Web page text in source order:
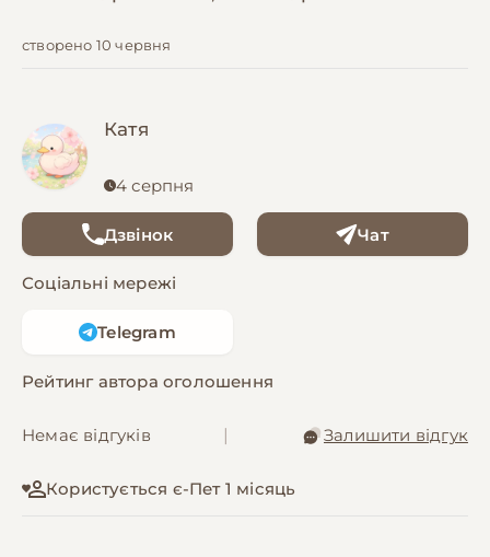
створено 10 червня
Катя
4 серпня
Дзвінок Чат
Соціальні мережі
Telegram
Рейтинг автора оголошення
Немає відгуків Залишити відгук
Користується є-Пет 1 місяць